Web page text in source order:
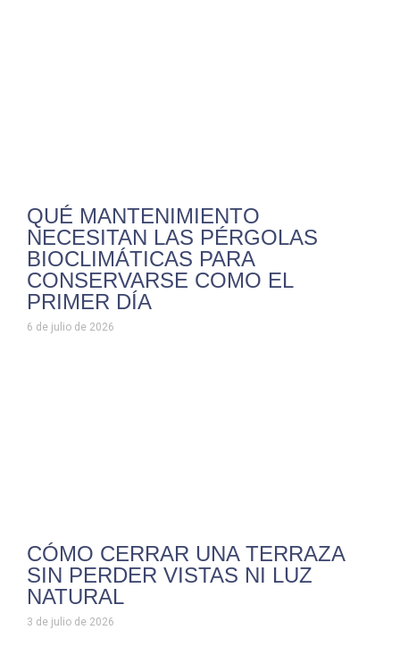
QUÉ MANTENIMIENTO
NECESITAN LAS PÉRGOLAS
BIOCLIMÁTICAS PARA
CONSERVARSE COMO EL
PRIMER DÍA
6 de julio de 2026
CÓMO CERRAR UNA TERRAZA
SIN PERDER VISTAS NI LUZ
NATURAL
3 de julio de 2026